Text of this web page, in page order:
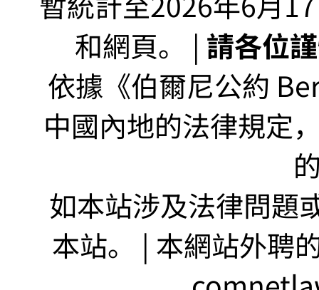
和網頁。 | 請各位
依據《伯爾尼公約
中國內地的法律規定
如本站涉及法律問題
本站。 | 本網站外聘